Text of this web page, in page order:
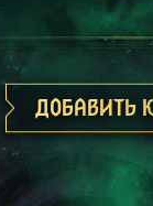
ДОБАВИТЬ